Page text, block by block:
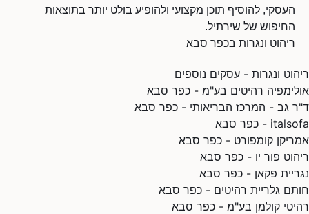
העסקי, להוסיף תוכן מקצועי ולהופיע בולט יותר בתוצאות
החיפוש של שירתיל.
ריהוט ונגרות בכפר סבא
ריהוט ונגרות - עסקים נוספים
אולימפיה רהיטים בע"מ - כפר סבא
ד"ר גב - המרכז הבריאותי - כפר סבא
italsofa - כפר סבא
אמריקן קומפורט - כפר סבא
ריהוט פור יו - כפר סבא
נגריית פקאן - כפר סבא
חותם גלריית רהיטים - כפר סבא
רהיטי קולמן בע"מ - כפר סבא